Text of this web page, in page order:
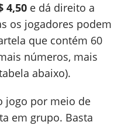
4,50 e dá direito a
os jogadores podem
que contém 60
números, mais
abaixo).
jogo por meio de
em grupo. Basta